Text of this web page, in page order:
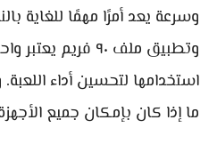
وسرعة يعد أمرًا مهمًا للغاية
وتطبيق ملف ٩٠
استخدامها لتحسين أداء
ما إذا كان بإمكان جميع الأجهزة